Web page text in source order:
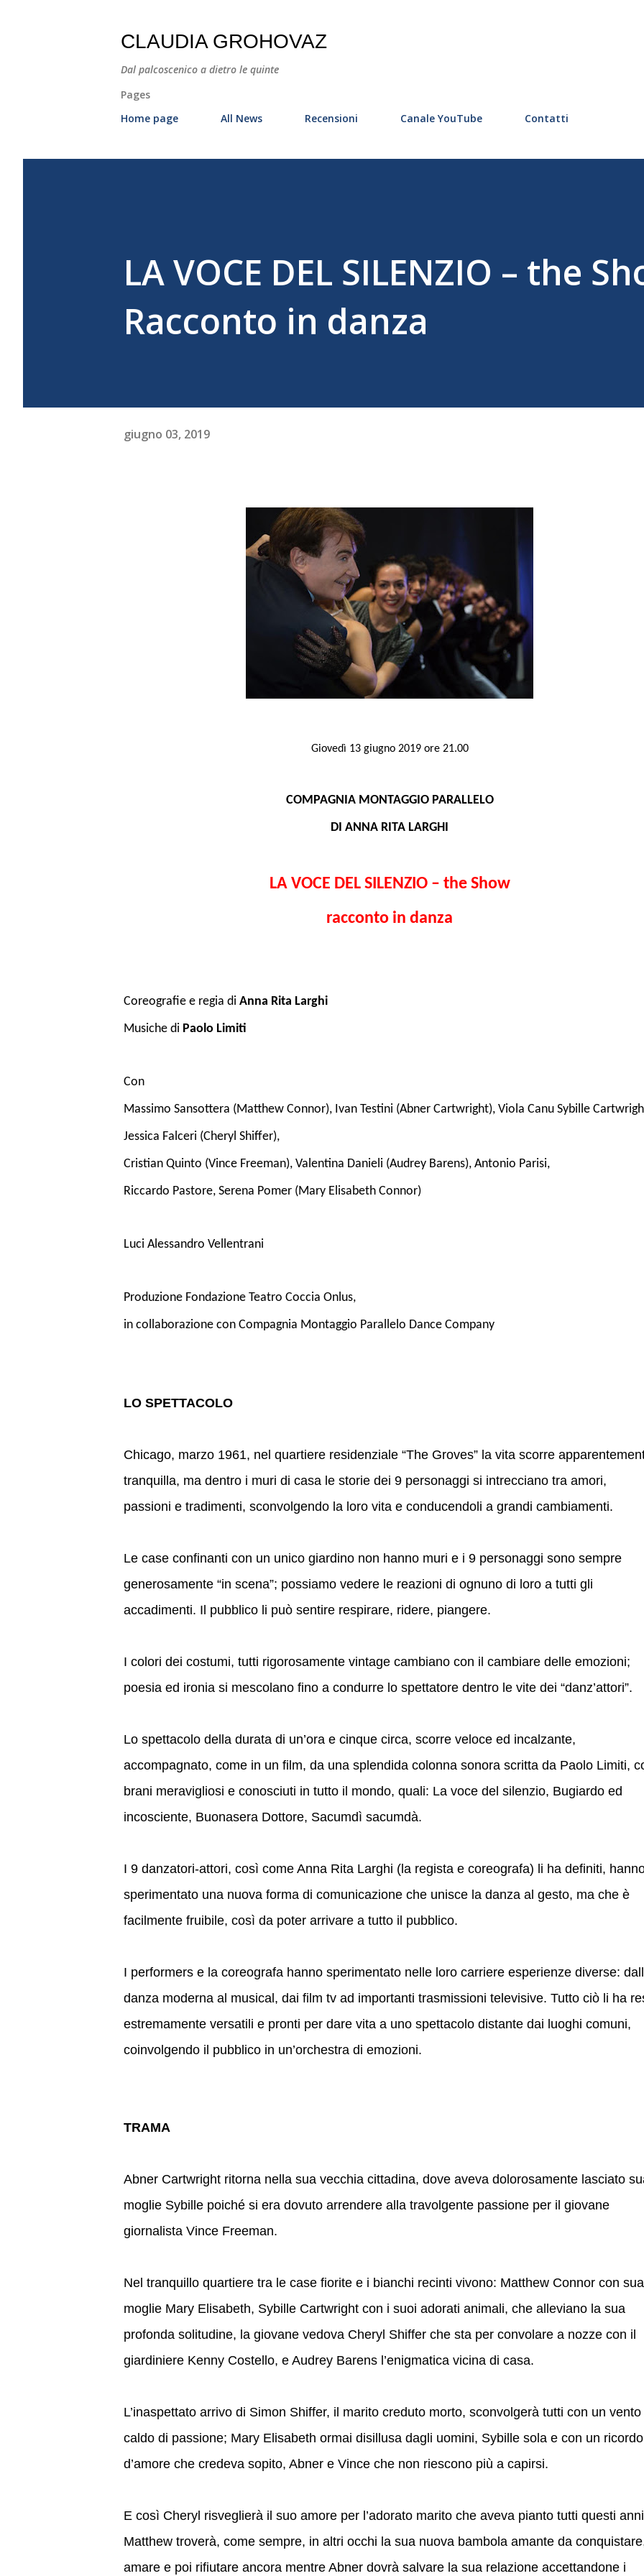
CLAUDIA GROHOVAZ
Dal palcoscenico a dietro le quinte
Pages
Home page
All News Recensioni Canale YouTube Contatti
LA VOCE DEL SILENZIO – the
Racconto in danza
giugno 03, 2019
Giovedì 13 giugno 2019 ore 21.00
COMPAGNIA MONTAGGIO PARALLELO
DI ANNA RITA LARGHI
LA VOCE DEL SILENZIO – the Show
racconto in danza
Coreografie e regia di Anna Rita Larghi
Musiche di Paolo Limiti
Con
Massimo Sansottera (Matthew Connor), Ivan Testini (Abner Cartwright), Viola Canu Sybille
Jessica Falceri (Cheryl Shiffer),
Cristian Quinto (Vince Freeman), Valentina Danieli (Audrey Barens), Antonio Parisi,
Riccardo Pastore, Serena Pomer (Mary Elisabeth Connor)
Luci Alessandro Vellentrani
Produzione Fondazione Teatro Coccia Onlus,
in collaborazione con Compagnia Montaggio Parallelo Dance Company
LO SPETTACOLO
Chicago, marzo 1961, nel quartiere residenziale “The Groves” la vita scorre
tranquilla, ma dentro i muri di casa le storie dei 9 personaggi si intrecciano tra amori,
passioni e tradimenti, sconvolgendo la loro vita e conducendoli a grandi cambiamenti.
Le case confinanti con un unico giardino non hanno muri e i 9 personaggi sono sempre
generosamente “in scena”; possiamo vedere le reazioni di ognuno di loro a tutti gli
accadimenti. Il pubblico li può sentire respirare, ridere, piangere.
I colori dei costumi, tutti rigorosamente vintage cambiano con il cambiare delle emozioni;
poesia ed ironia si mescolano fino a condurre lo spettatore dentro le vite dei “danz’attori”.
Lo spettacolo della durata di un’ora e cinque circa, scorre veloce ed incalzante,
accompagnato, come in un film, da una splendida colonna sonora scritta da Paolo Limiti,
brani meravigliosi e conosciuti in tutto il mondo, quali: La voce del silenzio, Bugiardo ed
incosciente, Buonasera Dottore, Sacumdì sacumdà.
I 9 danzatori-attori, così come Anna Rita Larghi (la regista e coreografa) li ha definiti,
sperimentato una nuova forma di comunicazione che unisce la danza al gesto, ma che è
facilmente fruibile, così da poter arrivare a tutto il pubblico.
I performers e la coreografa hanno sperimentato nelle loro carriere esperienze diverse:
danza moderna al musical, dai film tv ad importanti trasmissioni televisive. Tutto ciò li ha
estremamente versatili e pronti per dare vita a uno spettacolo distante dai luoghi comuni,
coinvolgendo il pubblico in un’orchestra di emozioni.
TRAMA
Abner Cartwright ritorna nella sua vecchia cittadina, dove aveva dolorosamente lasciato
moglie Sybille poiché si era dovuto arrendere alla travolgente passione per il giovane
giornalista Vince Freeman.
Nel tranquillo quartiere tra le case fiorite e i bianchi recinti vivono: Matthew Connor con sua
moglie Mary Elisabeth, Sybille Cartwright con i suoi adorati animali, che alleviano la sua
profonda solitudine, la giovane vedova Cheryl Shiffer che sta per convolare a nozze con il
giardiniere Kenny Costello, e Audrey Barens l’enigmatica vicina di casa.
L’inaspettato arrivo di Simon Shiffer, il marito creduto morto, sconvolgerà tutti con un vento
caldo di passione; Mary Elisabeth ormai disillusa dagli uomini, Sybille sola e con un ricordo
d’amore che credeva sopito, Abner e Vince che non riescono più a capirsi.
E così Cheryl risveglierà il suo amore per l’adorato marito che aveva pianto tutti questi
Matthew troverà, come sempre, in altri occhi la sua nuova bambola amante da
amare e poi rifiutare ancora mentre Abner dovrà salvare la sua relazione accettandone i